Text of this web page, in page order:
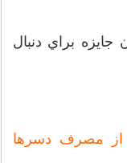
جايزه براي دنبال
از مصرف دسرها